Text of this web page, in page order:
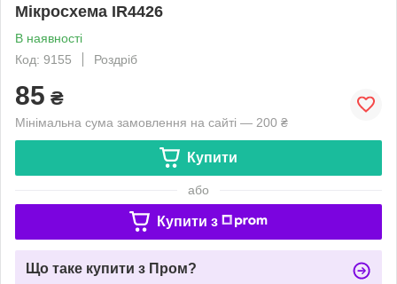
Мікросхема IR4426
В наявності
Код: 9155
Роздріб
85 ₴
Мінімальна сума замовлення на сайті — 200 ₴
Купити
або
Купити з
Що таке купити з Пром?